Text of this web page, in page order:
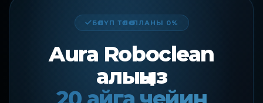
БӨЛҮП ТӨЛӨӨ ПЛАНЫ 0%
Aura Roboclean
алыңыз